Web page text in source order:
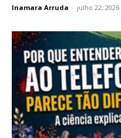
Inamara Arruda - julho 22, 2026